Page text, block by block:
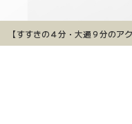
【すすきの４分・大通９分の